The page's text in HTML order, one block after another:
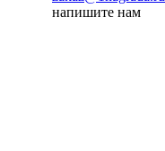
напишите нам